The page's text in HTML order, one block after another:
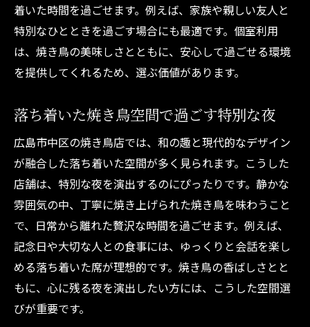
着いた時間を過ごせます。例えば、家族や親しい友人と
特別なひとときを過ごす場合にも最適です。個室利用
は、焼き鳥の美味しさとともに、安心して過ごせる環境
を提供してくれるため、選ぶ価値があります。
落ち着いた焼き鳥空間で過ごす特別な夜
広島市中区の焼き鳥店では、和の趣と現代的なデザイン
が融合した落ち着いた空間が多く見られます。こうした
店舗は、特別な夜を演出するのにぴったりです。静かな
雰囲気の中、丁寧に焼き上げられた焼き鳥を味わうこと
で、日常から離れた贅沢な時間を過ごせます。例えば、
記念日や大切な人との食事には、ゆっくりと会話を楽し
める落ち着いた席が理想的です。焼き鳥の香ばしさとと
もに、心に残る夜を演出したい方には、こうした空間選
びが重要です。